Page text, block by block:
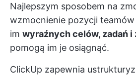
Najlepszym sposobem na
wzmocnienie pozycji
im wyraźnych celów, zadań i
pomogą im je osiągnąć.
ClickUp zapewnia